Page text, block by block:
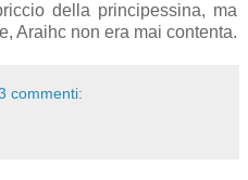
della principessina, ma
Araihc non era mai contenta.
commenti: